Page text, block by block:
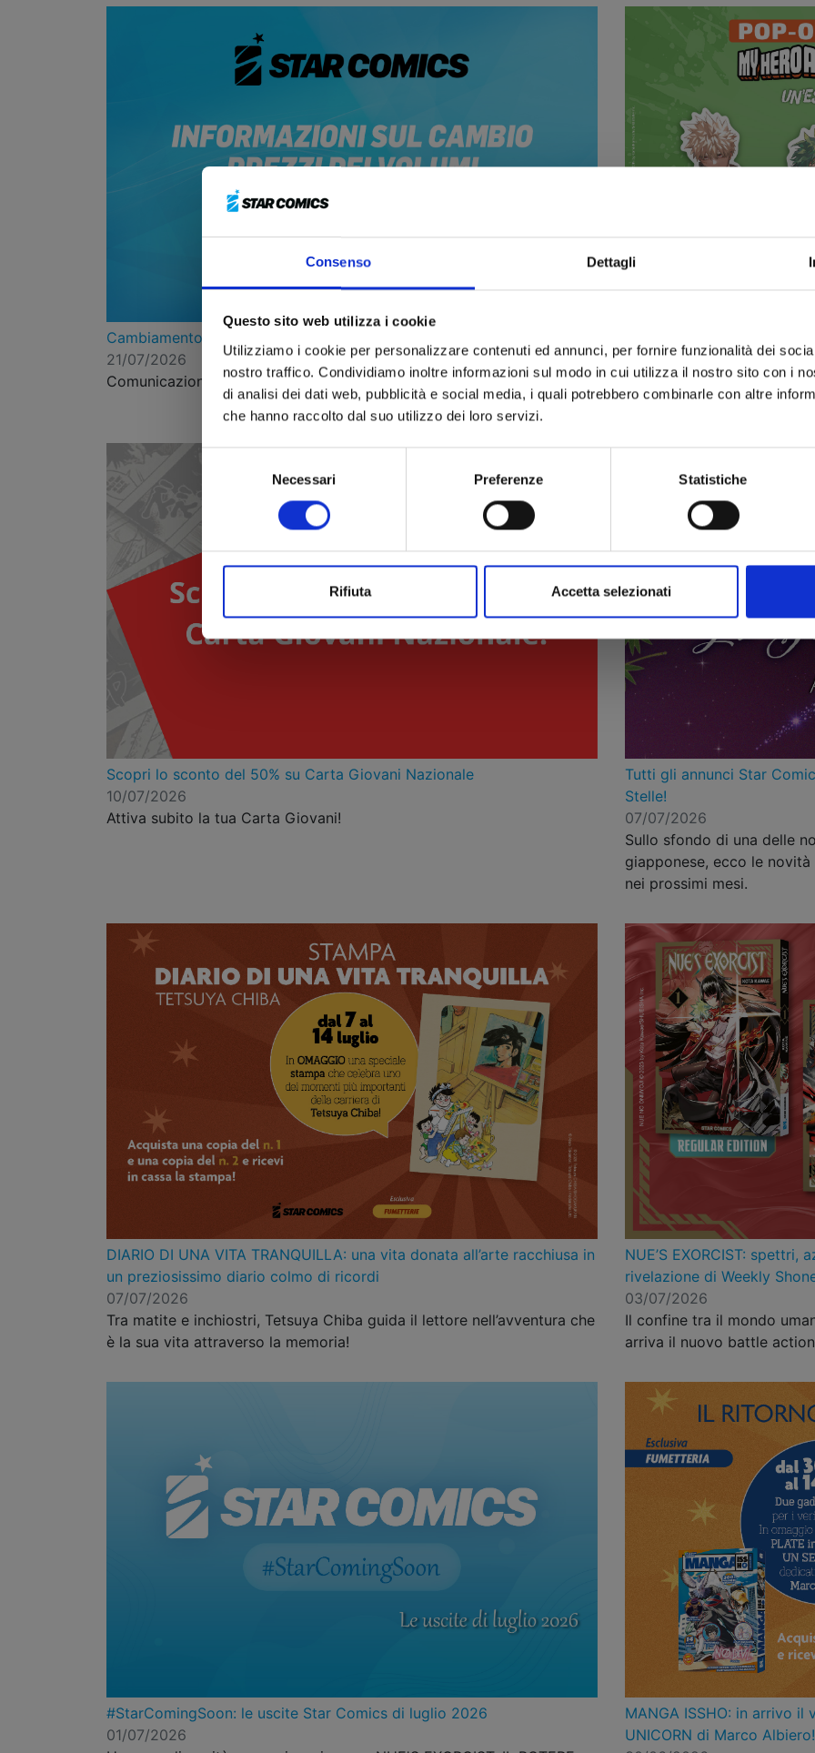
Consenso Dettagli
Questo sito web utilizza i cookie
Utilizziamo i cookie per personalizzare contenuti ed annunci, per fornire funzionalità dei
nostro traffico. Condividiamo inoltre informazioni sul modo in cui utilizza il nostro sito con i
di analisi dei dati web, pubblicità e social media, i quali potrebbero combinarle con altre
che hanno raccolto dal suo utilizzo dei loro servizi.
Necessari Preferenze Statistiche
Rifiuta Accetta selezionati
Cambiamento prezzi da marzo 2026
21/07/2026
Comunicazione ai lettori
collezionare, in omaggio
14/07/2026
Dal 14 luglio al 4 agosto
Scopri lo sconto del 50% su Carta Giovani Nazionale
10/07/2026
Attiva subito la tua Carta Giovani!
Tutti gli annunci Star
Stelle!
07/07/2026
Sullo sfondo di una delle
giapponese, ecco le
nei prossimi mesi.
DIARIO DI UNA VITA TRANQUILLA: una vita donata all’arte racchiusa in
un preziosissimo diario colmo di ricordi
07/07/2026
Tra matite e inchiostri, Tetsuya Chiba guida il lettore nell’avventura che
è la sua vita attraverso la memoria!
NUE’S EXORCIST:
rivelazione di Weekly
03/07/2026
Il confine tra il mondo
arriva il nuovo battle
#StarComingSoon: le uscite Star Comics di luglio 2026
01/07/2026
MANGA ISSHO: in arrivo
UNICORN di Marco Albiero!